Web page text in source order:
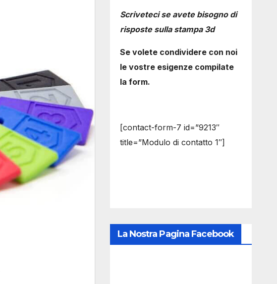
Scriveteci se avete bisogno di
risposte sulla stampa 3d
Se volete condividere con noi
le vostre esigenze compilate
la form.
[contact-form-7 id=”9213″
title=”Modulo di contatto 1″]
La Nostra Pagina Facebook